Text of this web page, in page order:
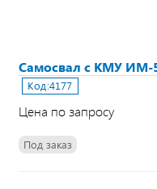
Самосвал с КМУ ИМ-
Код:4177
Цена по запросу
Под заказ